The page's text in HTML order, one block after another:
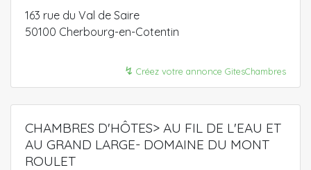
163 rue du Val de Saire
50100 Cherbourg-en-Cotentin
↯ Créez votre annonce GitesChambres
CHAMBRES D'HÔTES> AU FIL DE L'EAU ET
AU GRAND LARGE- DOMAINE DU MONT
ROULET